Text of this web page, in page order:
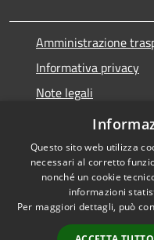
Amministrazione
Informativa privacy
Note legali
Dichiarazione di
Accessibilità
Questo sito web utilizza
necessari al corretto
nonché un cookie
informazioni
Per maggiori dettagli, può